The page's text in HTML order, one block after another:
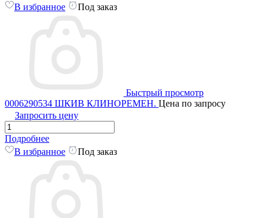
В избранное
Под заказ
Быстрый просмотр
0006290534 ШКИВ КЛИНОРЕМЕН. Цена по запросу
Запросить цену
Подробнее
В избранное
Под заказ